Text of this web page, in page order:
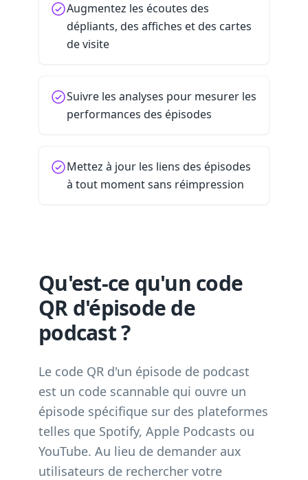
Augmentez les écoutes des
dépliants, des affiches et des cartes
de visite
Suivre les analyses pour mesurer les
performances des épisodes
Mettez à jour les liens des épisodes
à tout moment sans réimpression
Qu'est-ce qu'un code
QR d'épisode de
podcast ?
Le code QR d'un épisode de podcast
est un code scannable qui ouvre un
épisode spécifique sur des plateformes
telles que Spotify, Apple Podcasts ou
YouTube. Au lieu de demander aux
utilisateurs de rechercher votre